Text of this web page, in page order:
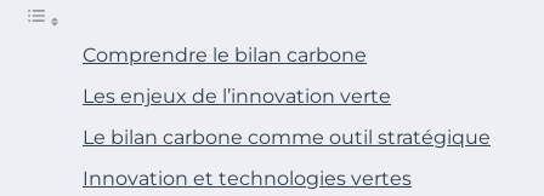
Comprendre le bilan carbone
Les enjeux de l’innovation verte
Le bilan carbone comme outil stratégique
Innovation et technologies vertes